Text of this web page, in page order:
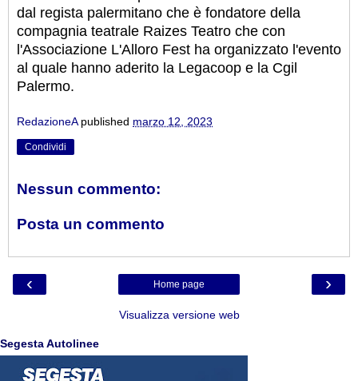
dal regista palermitano che è fondatore della
compagnia teatrale Raizes Teatro che con
l'Associazione L'Alloro Fest ha organizzato l'evento
al quale hanno aderito la Legacoop e la Cgil
Palermo.
RedazioneA published marzo 12, 2023
Condividi
Nessun commento:
Posta un commento
‹ ›
Home page
Visualizza versione web
Segesta Autolinee